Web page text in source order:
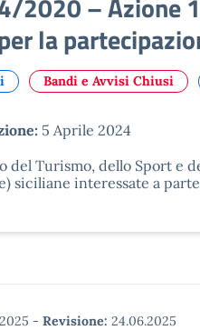
la
Bandi e Avvisi Chiusi
5 Aprile 2024
del Turismo, dello Sport e
siciliane interessate a
- Revisione: 24.06.2025